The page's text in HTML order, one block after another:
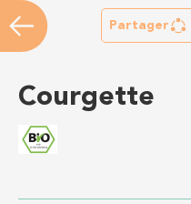
Partager
Courgette